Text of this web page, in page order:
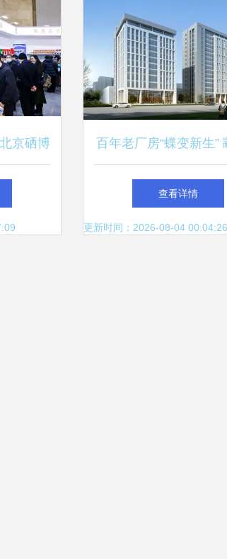
京硒博
受度
察行业
百年老厂房“蝶变新生”
一智能化产业园迎客强
查看详情
更新时间：2026-08-04 00:04:26